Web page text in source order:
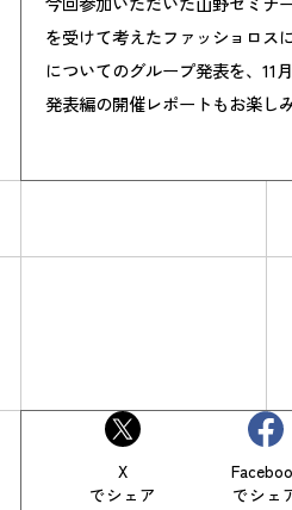
を受けて考えたファッショロス
についてのグループ発表を、11
発表編の開催レポートもお楽し
X
でシェア
でシェ